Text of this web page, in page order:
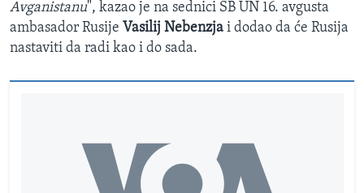
Avganistanu", kazao je na sednici SB UN 16. avgusta
ambasador Rusije Vasilij Nebenzja i dodao da će Rusija
nastaviti da radi kao i do sada.